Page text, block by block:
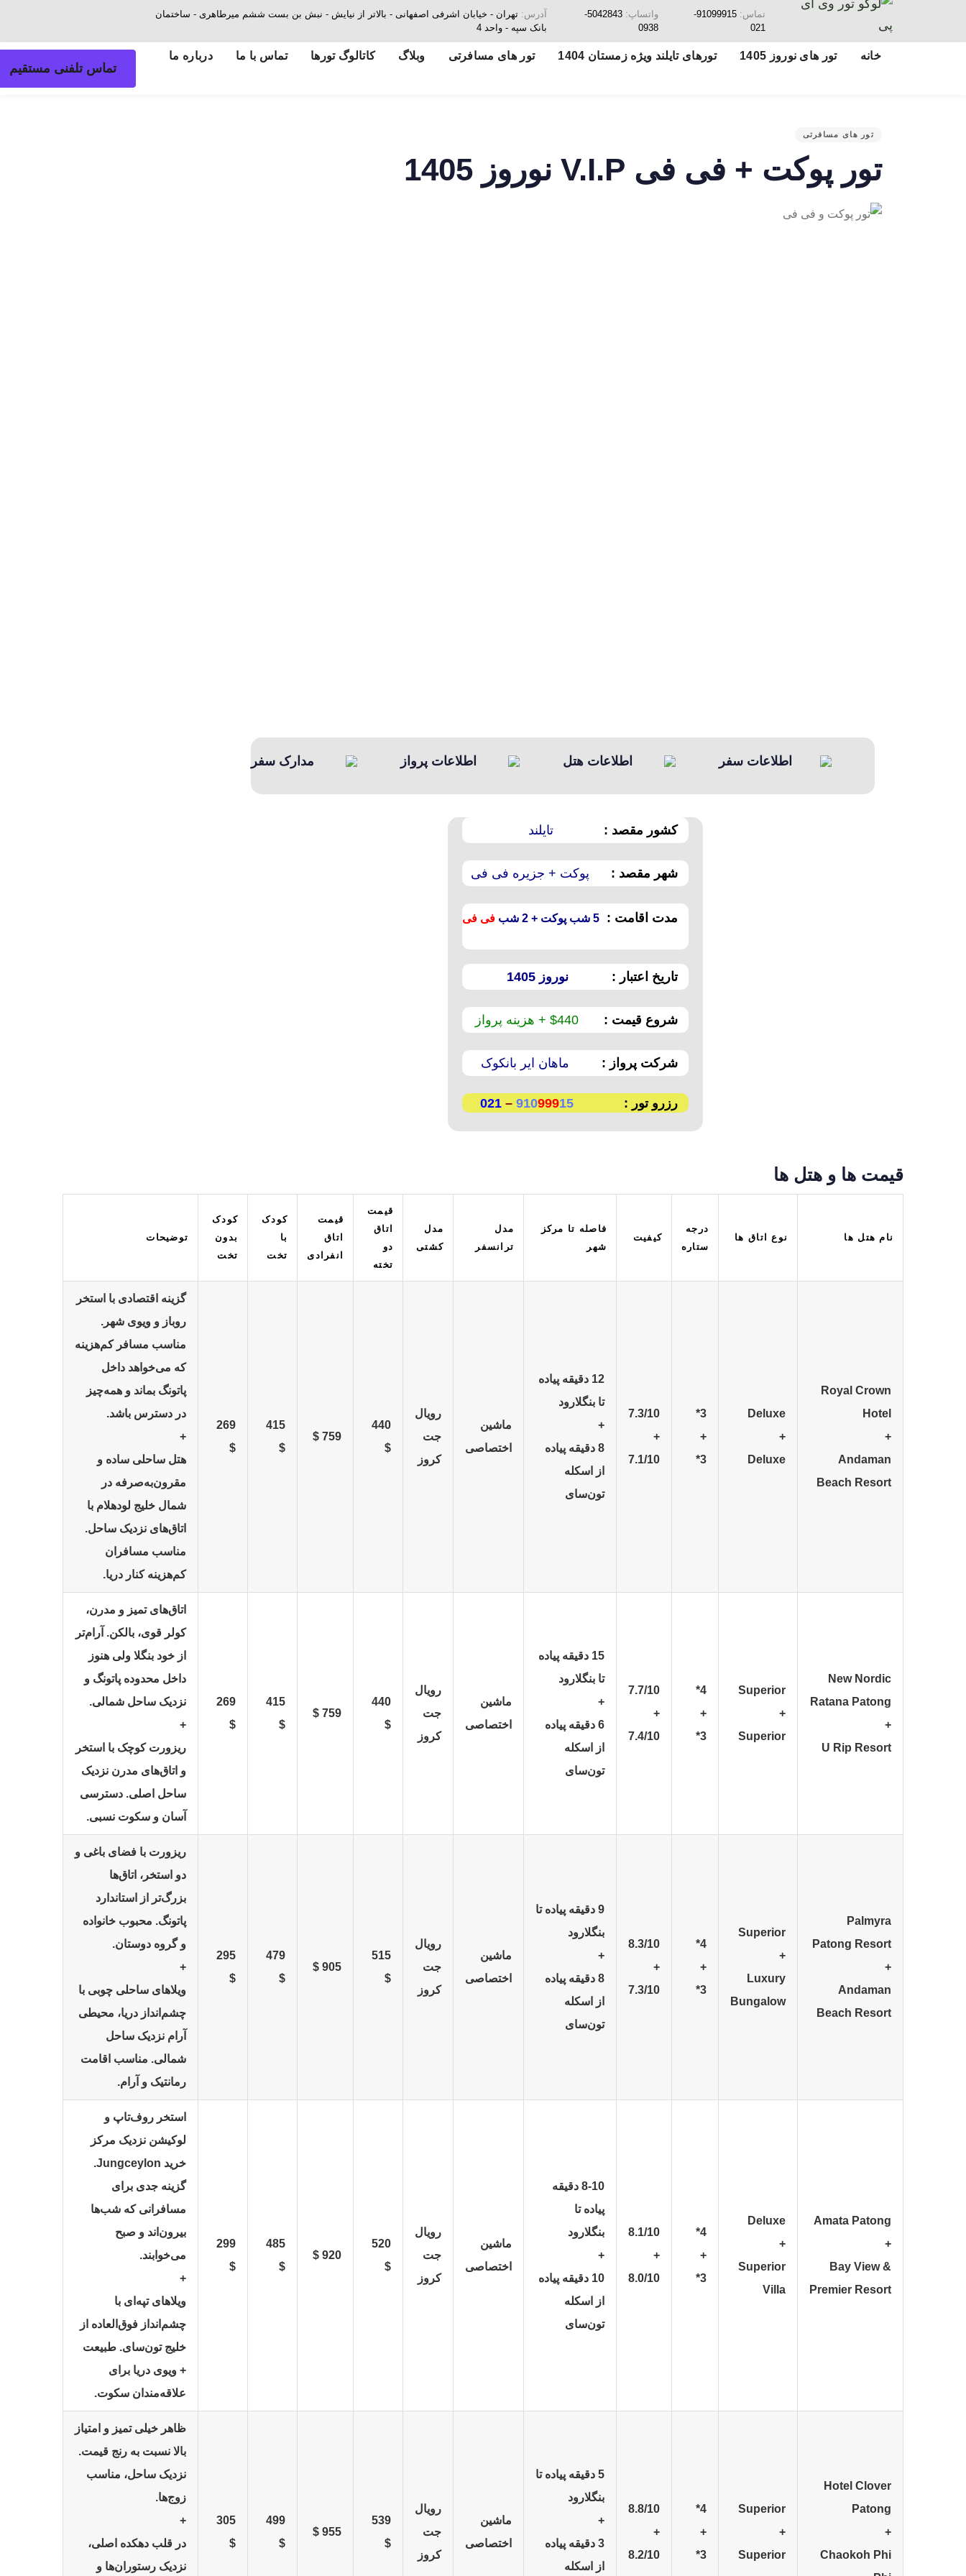
تماس:
91099915-
021
واتساپ:
5042843-
0938
آدرس: تهران - خیابان اشرفی اصفهانی - بالاتر از نیایش - نبش بن بست ششم میرطاهری - ساختمان
بانک سپه - واحد 4
خانه تور های نوروز 1405 تورهای تایلند ویژه زمستان 1404 تور های مسافرتی وبلاگ کاتالوگ تورها تماس با ما درباره ما
تماس تلفنی مستقیم
تور های مسافرتی
تور پوکت + فی فی V.I.P نوروز 1405
اطلاعات سفر اطلاعات هتل اطلاعات پرواز مدارک سفر
کشور مقصد : تایلند
شهر مقصد : پوکت + جزیره فی فی
مدت اقامت : 5 شب پوکت + 2 شب فی فی
تاریخ اعتبار : نوروز 1405
شروع قیمت : 440$ + هزینه پرواز
شرکت پرواز : ماهان ایر بانکوک
رزرو تور : 91099915
–
021
قیمت ها و هتل ها
نام هتل ها نوع اتاق ها
درجه
ستاره
کیفیت
فاصله تا مرکز
شهر
مدل
ترانسفر
مدل
کشتی
قیمت
اتاق
دو
تخته
قیمت
اتاق
انفرادی
کودک
با
تخت
کودک
بدون
تخت
توضیحات
Royal Crown
Hotel
+
Andaman
Beach Resort
Deluxe
+
Deluxe
3*
+
3*
7.3/10
+
7.1/10
12 دقیقه پیاده
تا بنگلارود
+
8 دقیقه پیاده
از اسکله
تون‌سای
ماشین
اختصاصی
رویال
جت
کروز
440
$
759 $
415
$
269
$
گزینه اقتصادی با استخر
روباز و ویوی شهر.
مناسب مسافر کم‌هزینه
که می‌خواهد داخل
پاتونگ بماند و همه‌چیز
در دسترس باشد.
+
هتل ساحلی ساده و
مقرون‌به‌صرفه در
شمال خلیج لودهلام با
اتاق‌های نزدیک ساحل.
مناسب مسافران
کم‌هزینه کنار دریا.
New Nordic
Ratana Patong
+
U Rip Resort
Superior
+
Superior
4*
+
3*
7.7/10
+
7.4/10
15 دقیقه پیاده
تا بنگلارود
+
6 دقیقه پیاده
از اسکله
تون‌سای
ماشین
اختصاصی
رویال
جت
کروز
440
$
759 $
415
$
269
$
اتاق‌های تمیز و مدرن،
کولر قوی، بالکن. آرام‌تر
از خود بنگلا ولی هنوز
داخل محدوده پاتونگ و
نزدیک ساحل شمالی.
+
ریزورت کوچک با استخر
و اتاق‌های مدرن نزدیک
ساحل اصلی. دسترسی
آسان و سکوت نسبی.
Palmyra
Patong Resort
+
Andaman
Beach Resort
Superior
+
Luxury
Bungalow
4*
+
3*
8.3/10
+
7.3/10
9 دقیقه پیاده تا
بنگلارود
+
8 دقیقه پیاده
از اسکله
تون‌سای
ماشین
اختصاصی
رویال
جت
کروز
515
$
905 $
479
$
295
$
ریزورت با فضای باغی و
دو استخر، اتاق‌ها
بزرگ‌تر از استاندارد
پاتونگ. محبوب خانواده
و گروه دوستان.
+
ویلاهای ساحلی چوبی با
چشم‌انداز دریا، محیطی
آرام نزدیک ساحل
شمالی. مناسب اقامت
رمانتیک و آرام.
Amata Patong
+
Bay View &
Premier Resort
Deluxe
+
Superior
Villa
4*
+
3*
8.1/10
+
8.0/10
8-10 دقیقه
پیاده تا
بنگلارود
+
10 دقیقه پیاده
از اسکله
تون‌سای
ماشین
اختصاصی
رویال
جت
کروز
520
$
920 $
485
$
299
$
استخر روف‌تاپ و
لوکیشن نزدیک مرکز
خرید Jungceylon.
گزینه جدی برای
مسافرانی که شب‌ها
بیرون‌اند و صبح
می‌خوابند.
+
ویلاهای تپه‌ای با
چشم‌انداز فوق‌العاده از
خلیج تون‌سای. طبیعت
+ ویوی دریا برای
علاقه‌مندان سکوت.
Hotel Clover
Patong
+
Chaokoh Phi
Superior
+
Superior
4*
+
3*
8.8/10
+
8.2/10
5 دقیقه پیاده تا
بنگلارود
+
3 دقیقه پیاده
از اسکله
ماشین
اختصاصی
رویال
جت
کروز
539
$
955 $
499
$
305
$
ظاهر خیلی تمیز و امتیاز
بالا نسبت به رنج قیمت.
نزدیک ساحل، مناسب
زوج‌ها.
+
در قلب دهکده اصلی،
نزدیک رستوران‌ها و